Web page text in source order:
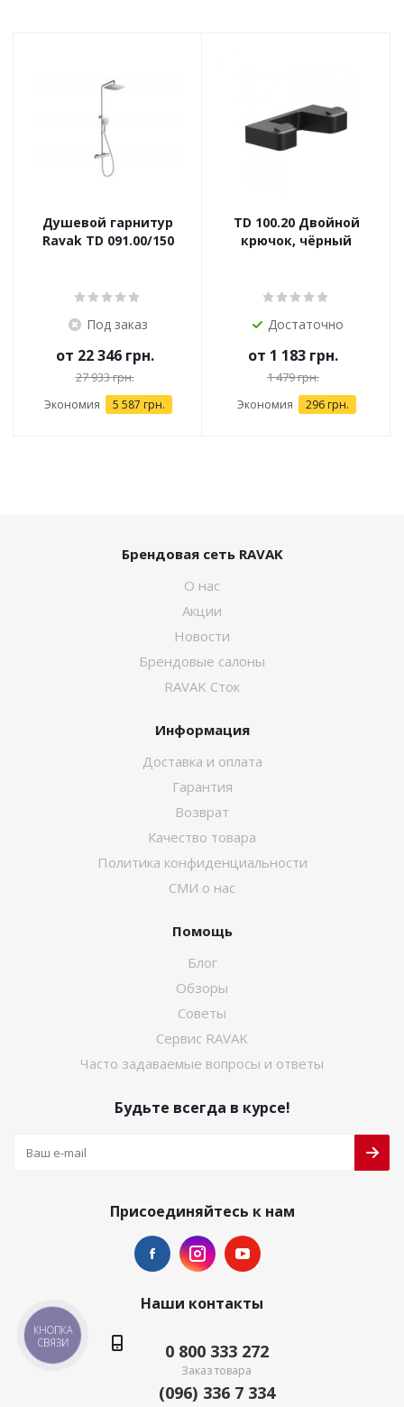
Душевой гарнитур
Ravak TD 091.00/150
Под заказ
от 22 346 грн.
27 933 грн.
Экономия 5 587 грн.
TD 100.20 Двойной
крючок, чёрный
Достаточно
от 1 183 грн.
1 479 грн.
Экономия 296 грн.
Брендовая сеть RAVAK
О нас
Акции
Новости
Брендовые салоны
RAVAK Сток
Информация
Доставка и оплата
Гарантия
Возврат
Качество товара
Политика конфиденциальности
СМИ о нас
Помощь
Блог
Обзоры
Советы
Сервис RAVAK
Часто задаваемые вопросы и ответы
Будьте всегда в курсе!
Присоединяйтесь к нам
Наши контакты
0 800 333 272
Заказ товара
(096) 336 7 334
КНОПКА
СВЯЗИ